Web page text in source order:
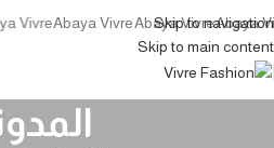
Skip to navigation
Skip to main content
Abaya VivreAbaya VivreAbaya Vivre